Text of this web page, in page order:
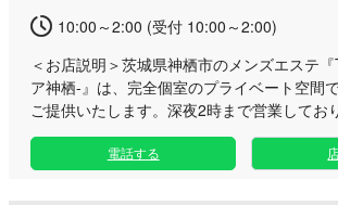
10:00～2:00 (受付 10:00～2:00)
＜お店説明＞茨城県神栖市のメンズエステ
ア神栖-』は、完全個室のプライベート空間
ご提供いたします。深夜2時まで営業してお
もゆったりとお過ごしいただけます。 当店
完全個室を採用しており、周囲の目を気にせ
いただける環境を整えております。在籍す
電話する